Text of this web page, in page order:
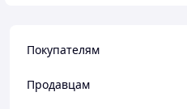
Покупателям
Продавцам